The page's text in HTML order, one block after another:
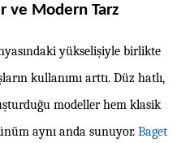
ve Modern Tarz
yükselişiyle birlikte
kullanımı arttı. Düz hatlı,
modeller hem klasik
aynı anda sunuyor. Baget